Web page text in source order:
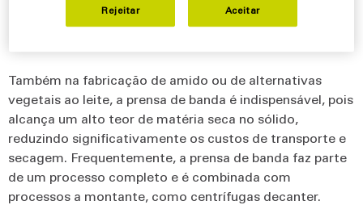
após o fim da produção, ela atende aos mais altos
padrões de limpeza e eficiência.
Também na fabricação de amido ou de alternativas
vegetais ao leite, a prensa de banda é indispensável, pois
alcança um alto teor de matéria seca no sólido,
reduzindo significativamente os custos de transporte e
secagem. Frequentemente, a prensa de banda faz parte
de um processo completo e é combinada com
processos a montante, como centrífugas decanter.
Rejeitar Aceitar